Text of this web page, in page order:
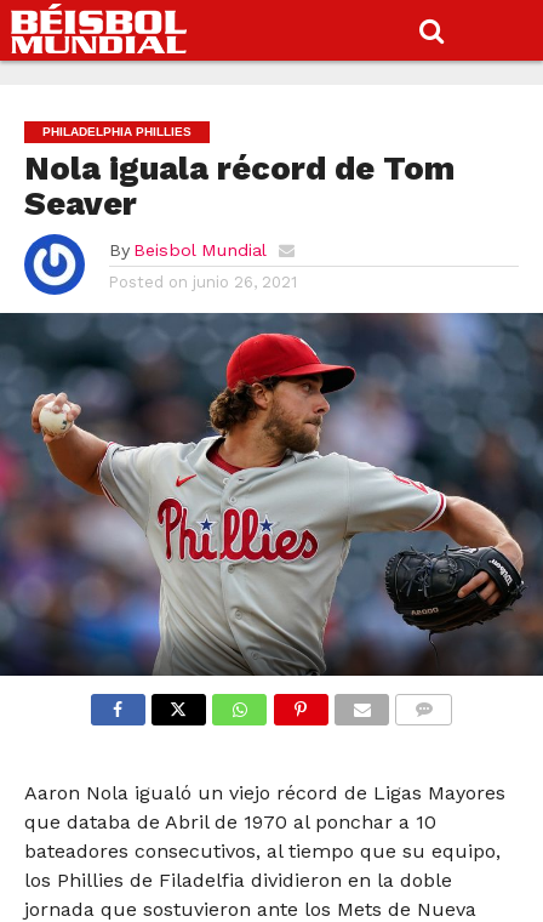
PHILADELPHIA PHILLIES
Nola iguala récord de Tom
Seaver
By Beisbol Mundial
Posted on junio 26, 2021
Aaron Nola igualó un viejo récord de Ligas Mayores
que databa de Abril de 1970 al ponchar a 10
bateadores consecutivos, al tiempo que su equipo,
los Phillies de Filadelfia dividieron en la doble
jornada que sostuvieron ante los Mets de Nueva